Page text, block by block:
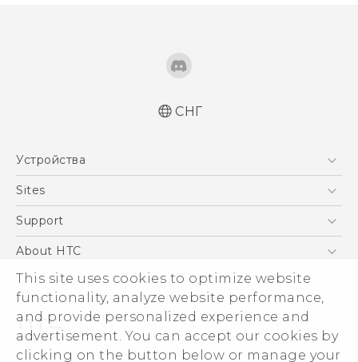
This site uses cookies to optimize website
functionality, analyze website performance,
and provide personalized experience and
advertisement. You can accept our cookies by
clicking on the button below or manage your
Русский - Руководство по безопасности и
Қазақ - Пайдаланушы нұсқаулығы
Қазақ - Қауіпсіздік және нормативтік
English - User manual
СНГ
Устройства
5G
EXODUS
VIVE
Sites
HTC Dev
Support
ПОДДЕРЖКА
About HTC
ESG
Инвестирование
Политика конфиденциальности
Безопасность продуктов